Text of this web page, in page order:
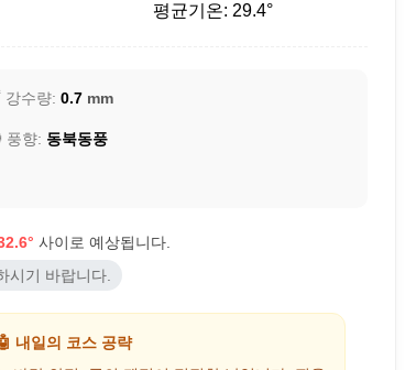
평균기온: 29.4°
강수량: 0.7 mm
풍향: 동북동풍
사이로 예상됩니다.
시기 바랍니다.
내일의 코스 공략